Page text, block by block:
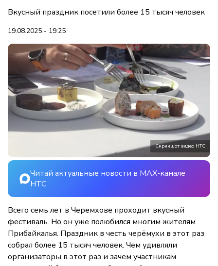
Вкусный праздник посетили более 15 тысяч человек
19.08.2025 - 19:25
Скриншот видео НТС
Читай актуальные новости в MAX-канале
НТС
Всего семь лет в Черемхове проходит вкусный
фестиваль. Но он уже полюбился многим жителям
Прибайкалья. Праздник в честь черёмухи в этот раз
собрал более 15 тысяч человек. Чем удивляли
организаторы в этот раз и зачем участникам